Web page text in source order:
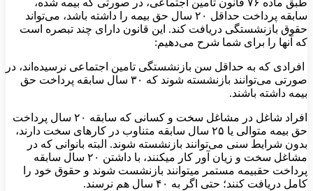
طبق ماده ۷۶ قانون تامین اجتماعی، در صورتی که بیمه شده،
سابقه پرداخت حداقل ۲۰ سال حق بیمه را داشته باشد، می‌تواند
حقوق بازنشستگی دریافت کند. این قانون دارای چند تبصره است
که آنها را برای شما شرح می‌دهیم:
افرادی که به حداقل سن بازنشستگی تامین اجتماعی نرسیده‌اند، در
صورتی می‌توانند بازنشسته شوند که ۳۰ سال سابقه پرداخت حق
بیمه داشته باشند.
افراد شاغل در مشاغل سخت و کسانی که سابقه ۲۰ سال پرداخت
حق بیمه متوالی یا ۲۵ سال سابقه متناوب در کارهای سخت دارند،
بدون شرایط سنی می‌توانند بازنشسته شوند. البته بانوانی که در
مشاغل سخت و زیان آور کار می­کنند، با داشتن ۲۰ سال سابقه
پرداخت حق­بیمه مستمر می­توانند بازنشست شوند و حقوق خود را
کامل دریافت کنند؛ حتی اگر به ۴۰ سال هم نرسند.